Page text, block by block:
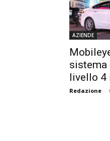
AZIENDE
sistema
livello 4
Redazione -